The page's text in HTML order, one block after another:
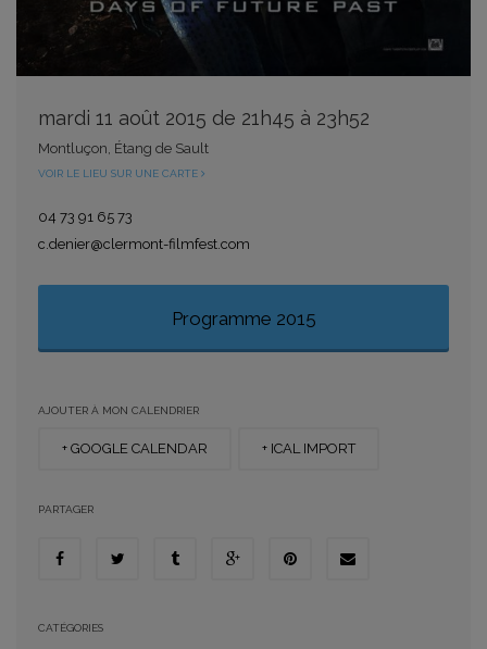
mardi 11 août 2015 de 21h45 à 23h52
Montluçon, Étang de Sault
VOIR LE LIEU SUR UNE CARTE
04 73 91 65 73
c.denier@clermont-filmfest.com
Programme 2015
AJOUTER À MON CALENDRIER
+ GOOGLE CALENDAR + ICAL IMPORT
PARTAGER
CATÉGORIES